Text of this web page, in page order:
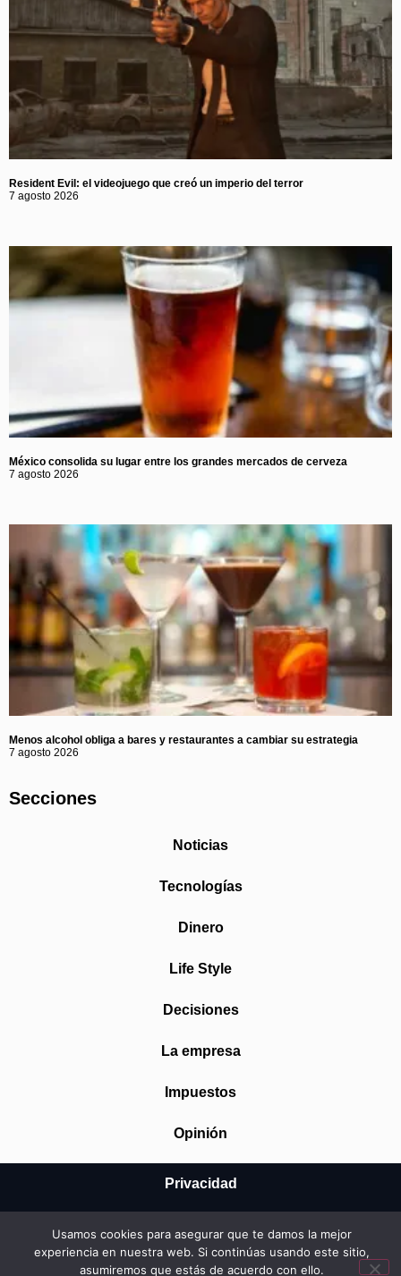
Resident Evil: el videojuego que creó un imperio del terror
7 agosto 2026
México consolida su lugar entre los grandes mercados de cerveza
7 agosto 2026
Menos alcohol obliga a bares y restaurantes a cambiar su estrategia
7 agosto 2026
Secciones
Noticias
Tecnologías
Dinero
Life Style
Decisiones
La empresa
Impuestos
Opinión
Privacidad
Cookies
Usamos cookies para asegurar que te damos la mejor
experiencia en nuestra web. Si continúas usando este sitio,
asumiremos que estás de acuerdo con ello.